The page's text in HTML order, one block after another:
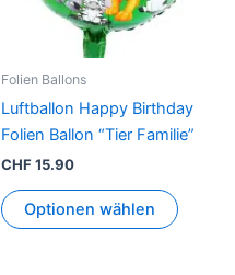
Folien Ballons
Luftballon Happy Birthday
Folien Ballon “Tier Familie”
CHF15.90
Optionen wählen